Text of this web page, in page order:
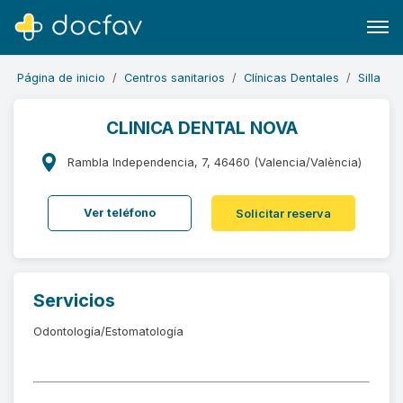
Buscar
Software para clínicas
Soporte
¿Eres un doctor?
Página de inicio Centros sanitarios Clínicas Dentales Silla
CLINICA DENTAL NOVA
Rambla Independencia, 7, 46460 (Valencia/València)
Ver teléfono Solicitar reserva
Servicios
Odontología/Estomatología